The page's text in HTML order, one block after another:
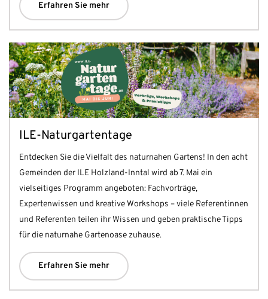
Erfahren Sie mehr
ILE-Naturgartentage
Entdecken Sie die Vielfalt des naturnahen Gartens! In den acht
Gemeinden der ILE Holzland-Inntal wird ab 7. Mai ein
vielseitiges Programm angeboten: Fachvorträge,
Expertenwissen und kreative Workshops – viele Referentinnen
und Referenten teilen ihr Wissen und geben praktische Tipps
für die naturnahe Gartenoase zuhause.
Erfahren Sie mehr